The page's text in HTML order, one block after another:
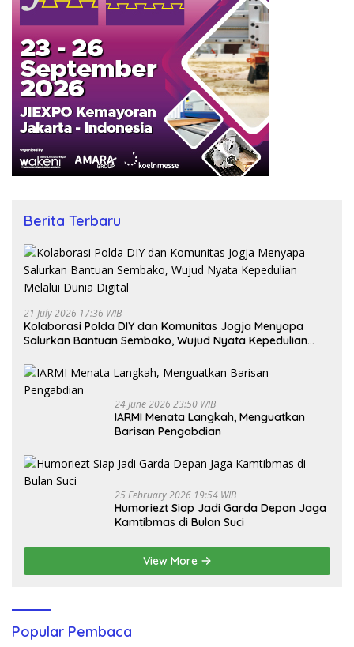
Berita Terbaru
21 July 2026 17:36 WIB
Kolaborasi Polda DIY dan Komunitas Jogja Menyapa
Salurkan Bantuan Sembako, Wujud Nyata Kepedulian
24 June 2026 23:50 WIB
IARMI Menata Langkah, Menguatkan
Barisan Pengabdian
25 February 2026 19:54 WIB
Humoriezt Siap Jadi Garda Depan Jaga
Kamtibmas di Bulan Suci
View More
Popular Pembaca